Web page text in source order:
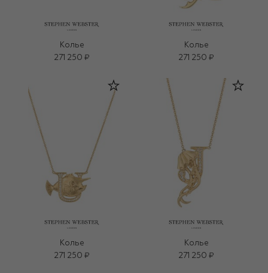
Колье
271 250 ₽
Колье
271 250 ₽
Колье
271 250 ₽
Колье
271 250 ₽